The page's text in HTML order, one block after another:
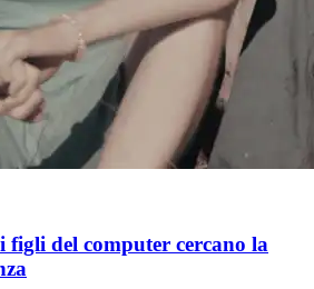
del computer cercano la